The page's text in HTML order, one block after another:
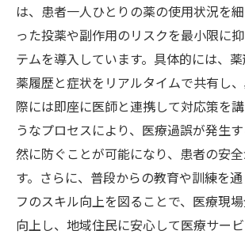
は、患者一人ひとりの薬の使用状況を
った投薬や副作用のリスクを最小限に
テムを導入しています。具体的には、
薬履歴と症状をリアルタイムで共有し
際には即座に医師と連携して対応策を
うなプロセスにより、医療過誤が発生
然に防ぐことが可能になり、患者の安
す。さらに、普段からの教育や訓練を
フのスキル向上を図ることで、医療現
向上し、地域住民に安心して医療サー